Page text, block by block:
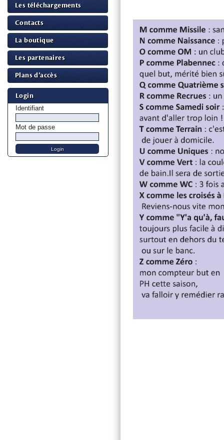
Les téléchargements
Contacts
La boutique
Les partenaires
Plans d’accès
Login
Identifiant
Mot de passe